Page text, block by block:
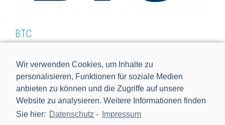
Wir verwenden Cookies, um Inhalte zu
personalisieren, Funktionen für soziale Medien
anbieten zu können und die Zugriffe auf unsere
Website zu analysieren. Weitere Informationen finden
Sie hier: Datenschutz - Impressum
BTC
26.05.2020